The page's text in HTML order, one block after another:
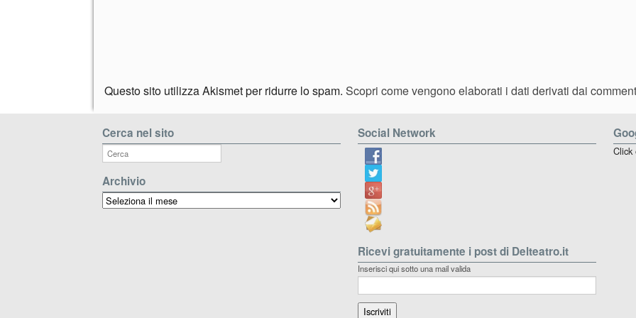
Questo sito utilizza Akismet per ridurre lo spam. Scopri come vengono elaborati i dati derivati dai
Cerca nel sito
Archivio
Archivio
Social Network
Ricevi gratuitamente i post di Delteatro.it
Inserisci qui sotto una mail valida
Click